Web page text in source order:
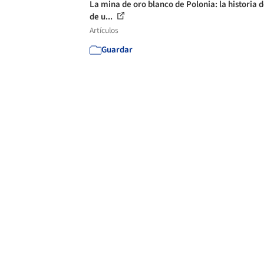
La mina de oro blanco de Polonia: la historia
de u...
Artículos
Guardar